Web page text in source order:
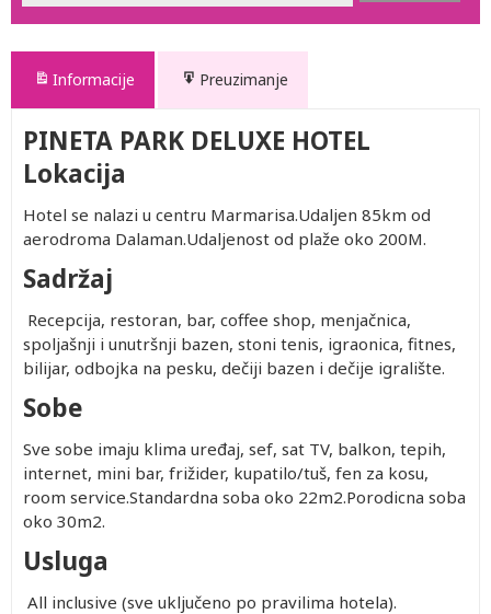
Informacije Preuzimanje
PINETA PARK DELUXE HOTEL
Lokacija
Hotel se nalazi u centru Marmarisa.Udaljen 85km od
aerodroma Dalaman.Udaljenost od plaže oko 200M.
Sadržaj
Recepcija, restoran, bar, coffee shop, menjačnica,
spoljašnji i unutršnji bazen, stoni tenis, igraonica, fitnes,
bilijar, odbojka na pesku, dečiji bazen i dečije igralište.
Sobe
Sve sobe imaju klima uređaj, sef, sat TV, balkon, tepih,
internet, mini bar, frižider, kupatilo/tuš, fen za kosu,
room service.Standardna soba oko 22m2.Porodicna soba
oko 30m2.
Usluga
All inclusive (sve uključeno po pravilima hotela).